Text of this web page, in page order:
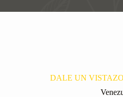
DALE UN